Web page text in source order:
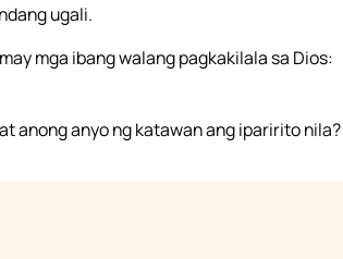
ugali.
mga ibang walang pagkakilala sa Dios:
anong anyo ng katawan ang iparirito nila?